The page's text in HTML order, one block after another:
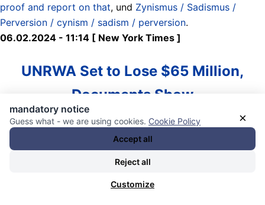
proof and report on that, und Zynismus / Sadismus /
Perversion / cynism / sadism / perversion.
06.02.2024 - 11:14 [ New York Times ]
UNRWA Set to Lose $65 Million,
Documents Show
The United Nations Relief and Works Agency, the main aid
agency in Gaza, is set to lose $65 million by the end of
February as donors’ funding cuts begin to kick in,
×
mandatory notice
Guess what - we are using cookies. Cookie Policy
Accept all
Reject all
Customize